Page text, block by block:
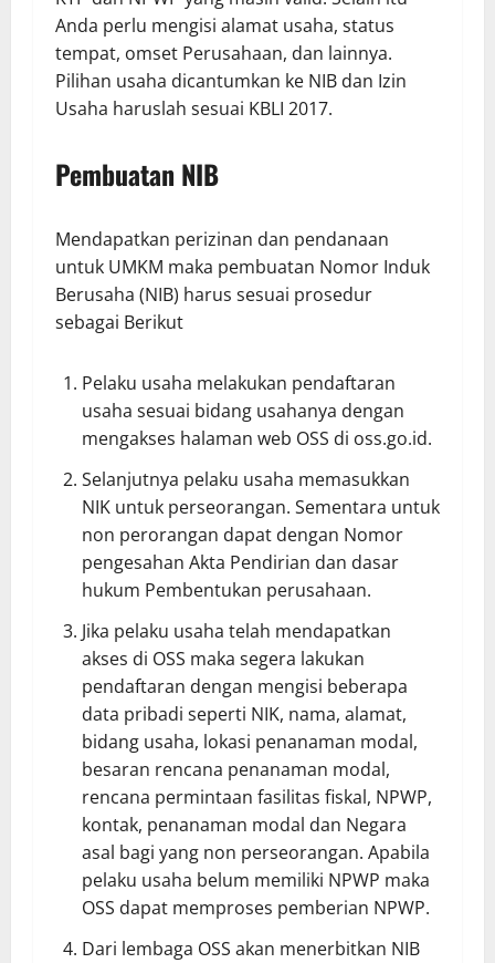
Anda perlu mengisi alamat usaha, status
tempat, omset Perusahaan, dan lainnya.
Pilihan usaha dicantumkan ke NIB dan Izin
Usaha haruslah sesuai KBLI 2017.
Pembuatan NIB
Mendapatkan perizinan dan pendanaan
untuk UMKM maka pembuatan Nomor Induk
Berusaha (NIB) harus sesuai prosedur
sebagai Berikut
Pelaku usaha melakukan pendaftaran
usaha sesuai bidang usahanya dengan
mengakses halaman web OSS di oss.go.id.
Selanjutnya pelaku usaha memasukkan
NIK untuk perseorangan. Sementara untuk
non perorangan dapat dengan Nomor
pengesahan Akta Pendirian dan dasar
hukum Pembentukan perusahaan.
Jika pelaku usaha telah mendapatkan
akses di OSS maka segera lakukan
pendaftaran dengan mengisi beberapa
data pribadi seperti NIK, nama, alamat,
bidang usaha, lokasi penanaman modal,
besaran rencana penanaman modal,
rencana permintaan fasilitas fiskal, NPWP,
kontak, penanaman modal dan Negara
asal bagi yang non perseorangan. Apabila
pelaku usaha belum memiliki NPWP maka
OSS dapat memproses pemberian NPWP.
Dari lembaga OSS akan menerbitkan NIB